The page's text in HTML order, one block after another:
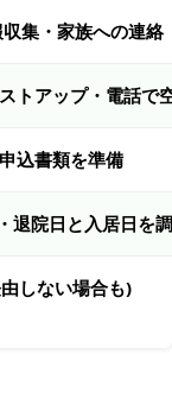
集・家族への連絡
トアップ・電話で
込書類を準備
退院日と入居日を
しない場合も)